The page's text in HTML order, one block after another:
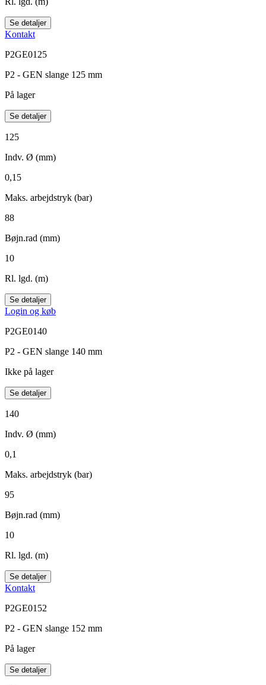
Se detaljer
Kontakt
P2GE0125
P2 - GEN slange 125 mm
På lager
Se detaljer
125
Indv. Ø (mm)
0,15
Maks. arbejdstryk (bar)
88
Bøjn.rad (mm)
10
Rl. lgd. (m)
Se detaljer
Login og køb
P2GE0140
P2 - GEN slange 140 mm
Ikke på lager
Se detaljer
140
Indv. Ø (mm)
0,1
Maks. arbejdstryk (bar)
95
Bøjn.rad (mm)
10
Rl. lgd. (m)
Se detaljer
Kontakt
P2GE0152
P2 - GEN slange 152 mm
På lager
Se detaljer